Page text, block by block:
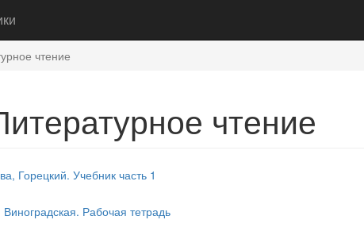
чтение
чтение
Горецкий. Учебник часть 1
Рабочая тетрадь